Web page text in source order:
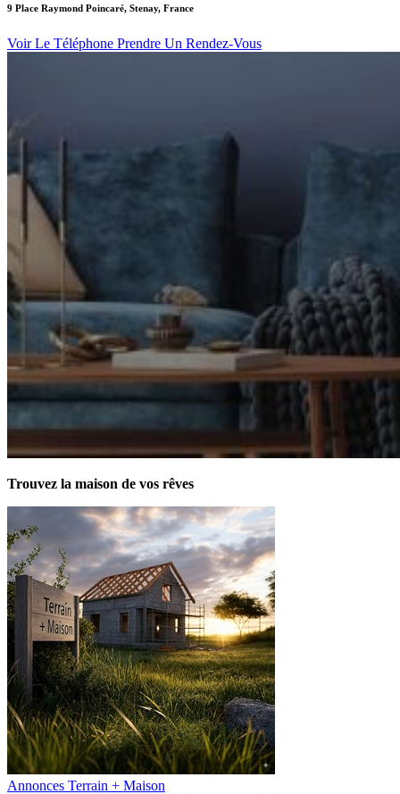
9 Place Raymond Poincaré, Stenay, France
Voir Le Téléphone Prendre Un Rendez-Vous
Trouvez la maison de vos rêves
Annonces Terrain + Maison